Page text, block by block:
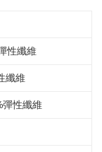
性纖維
纖維
彈性纖維